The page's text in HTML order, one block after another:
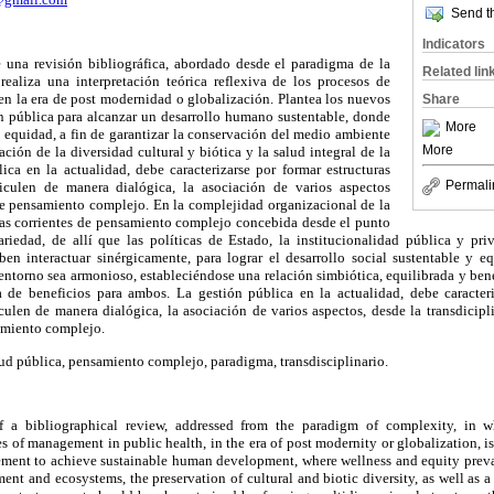
Send
Indicators
Related
Share
More
More
revisión bibliográfica, abordado desde el paradigma de la
una interpretación teórica reflexiva de los procesos de
la era de post modernidad o globalización. Plantea los nuevos
pública para alcanzar un desarrollo humano sustentable, donde
a fin de garantizar la conservación del medio ambiente
de la diversidad cultural y biótica y la salud integral de la
en la actualidad, debe caracterizarse por formar estructuras
de manera dialógica, la asociación de varios aspectos
pensamiento complejo. En la complejidad organizacional de la
corrientes de pensamiento complejo concebida desde el punto
de allí que las políticas de Estado, la institucionalidad pública y
interactuar sinérgicamente, para lograr el desarrollo social sustentable y
sea armonioso, estableciéndose una relación simbiótica, equilibrada y
beneficios para ambos. La gestión pública en la actualidad, debe
de manera dialógica, la asociación de varios aspectos, desde la
complejo.
pública, pensamiento complejo, paradigma, transdisciplinario.
bibliographical review, addressed from the paradigm of complexity, in
of management in public health, in the era of post modernity or globalization,
to achieve sustainable human development, where wellness and equity
and ecosystems, the preservation of cultural and biotic diversity, as well as